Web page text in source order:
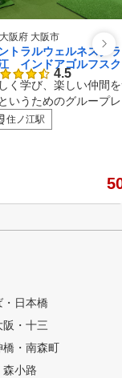
大阪府 大阪市
トラルウェルネスク
インドアゴルフス
4.5
く学び、楽しい仲間
いうためのグループ
形態ですが、レッスン
れぞれに合ったパー
住ノ江駅
・日本橋
阪・十三
橋・南森町
森小路